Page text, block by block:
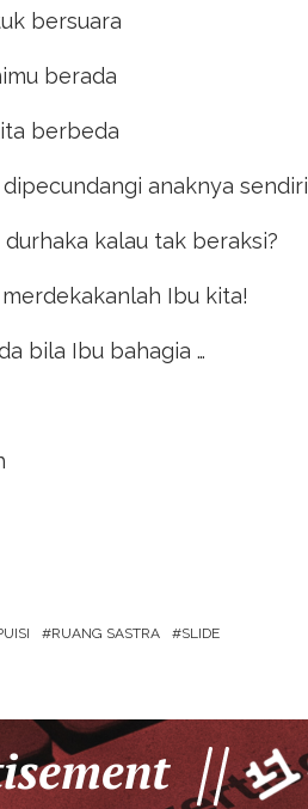
bersuara
berada
berbeda
anaknya sendiri
kalau tak beraksi?
Ibu kita!
bila Ibu bahagia …
RUANG SASTRA SLIDE